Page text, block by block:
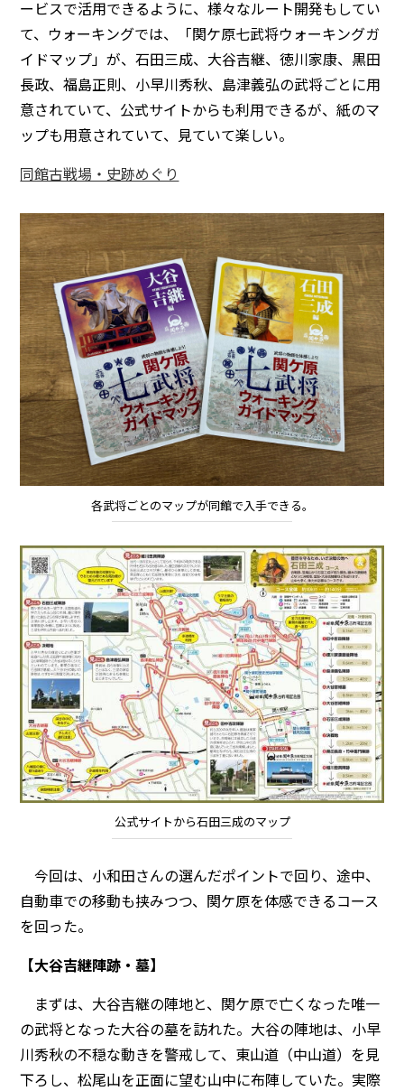
ービスで活用できるように、様々なルート開発もしてい
て、ウォーキングでは、「関ケ原七武将ウォーキングガ
イドマップ」が、石田三成、大谷吉継、徳川家康、黒田
長政、福島正則、小早川秀秋、島津義弘の武将ごとに用
意されていて、公式サイトからも利用できるが、紙のマ
ップも用意されていて、見ていて楽しい。
同館古戦場・史跡めぐり
各武将ごとのマップが同館で入手できる。
公式サイトから石田三成のマップ
今回は、小和田さんの選んだポイントで回り、途中、
自動車での移動も挟みつつ、関ケ原を体感できるコース
を回った。
【大谷吉継陣跡・墓】
まずは、大谷吉継の陣地と、関ケ原で亡くなった唯一
の武将となった大谷の墓を訪れた。大谷の陣地は、小早
川秀秋の不穏な動きを警戒して、東山道（中山道）を見
下ろし、松尾山を正面に望む山中に布陣していた。実際